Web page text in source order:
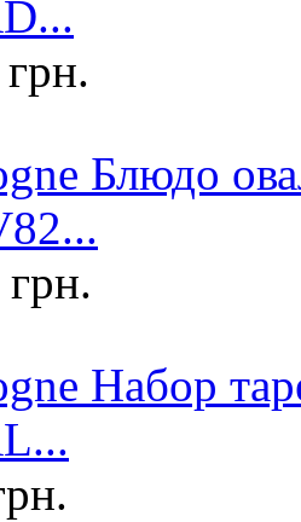
Блюдо
Набор